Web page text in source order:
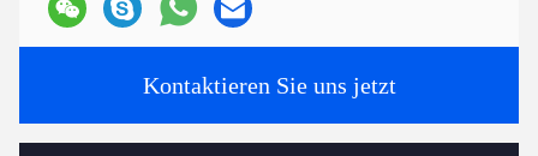
Kontaktieren Sie uns jetzt